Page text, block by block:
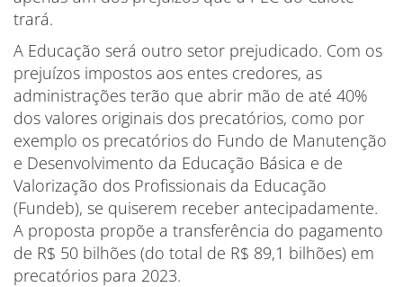
trará.
A Educação será outro setor prejudicado. Com os
prejuízos impostos aos entes credores, as
administrações terão que abrir mão de até 40%
dos valores originais dos precatórios, como por
exemplo os precatórios do Fundo de Manutenção
e Desenvolvimento da Educação Básica e de
Valorização dos Profissionais da Educação
(Fundeb), se quiserem receber antecipadamente.
A proposta propõe a transferência do pagamento
de R$ 50 bilhões (do total de R$ 89,1 bilhões) em
precatórios para 2023.